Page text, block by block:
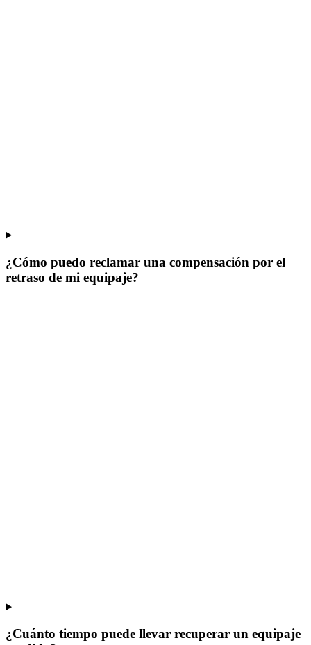
¿Cómo puedo reclamar una compensación por el
retraso de mi equipaje?
¿Cuánto tiempo puede llevar recuperar un equipaje